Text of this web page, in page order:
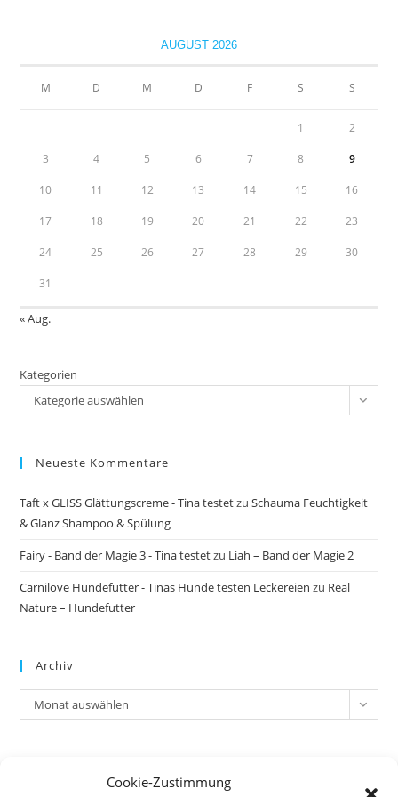
Cookie-Zustimmung
AUGUST 2026
M D M D F S S
1 2
3 4 5 6 7 8 9
10 11 12 13 14 15 16
17 18 19 20 21 22 23
24 25 26 27 28 29 30
31
« Aug.
Kategorien
Kategorie auswählen
Neueste Kommentare
Taft x GLISS Glättungscreme - Tina testetzuSchauma Feuchtigkeit
& Glanz Shampoo & Spülung
Fairy - Band der Magie 3 - Tina testetzu Liah – Band der Magie 2
Carnilove Hundefutter - Tinas Hunde testen Leckereien zu Real
Nature – Hundefutter
Archiv
Archiv
Monat auswählen